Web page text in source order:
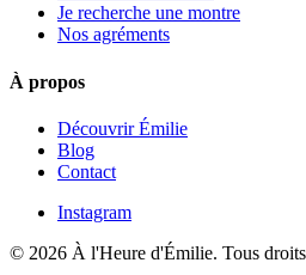
Je recherche une montre
Nos agréments
À propos
Découvrir Émilie
Blog
Contact
Instagram
© 2026 À l'Heure d'Émilie. Tous droits